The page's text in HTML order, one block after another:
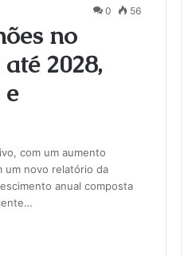
0 56
no
2028,
com um aumento
um novo relatório da
anual composta